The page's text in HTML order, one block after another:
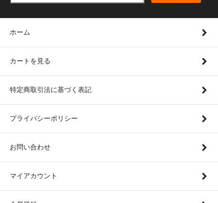
ホーム
カートを見る
特定商取引法に基づく表記
プライバシーポリシー
お問い合わせ
マイアカウント